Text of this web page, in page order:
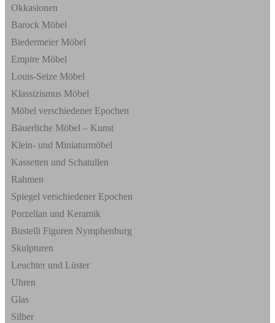
Okkasionen
Barock Möbel
Biedermeier Möbel
Empire Möbel
Louis-Seize Möbel
Klassizismus Möbel
Möbel verschiedener Epochen
Bäuerliche Möbel – Kunst
Klein- und Miniaturmöbel
Kassetten und Schatullen
Rahmen
Spiegel verschiedener Epochen
Porzellan und Keramik
Bustelli Figuren Nymphenburg
Skulpturen
Leuchter und Lüster
Uhren
Glas
Silber